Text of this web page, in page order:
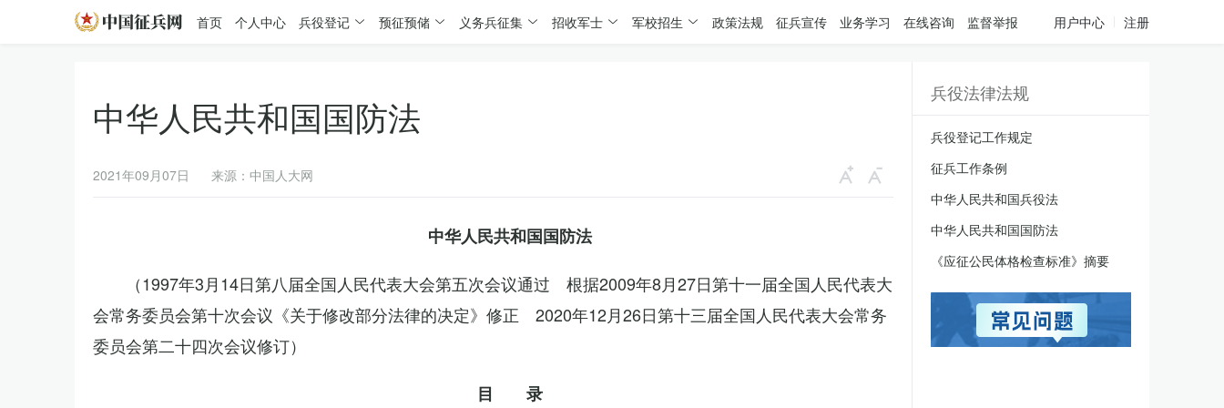
首页 个人中心 兵役登记 预征预储 义务兵征集 招收军士 军校招生 政策法规 征兵宣传 业务学习 在线咨询 监督举报 用户中心 注册
中华人民共和国国防法
2021年09月07日 来源：中国人大网
中华人民共和国国防法
（1997年3月14日第八届全国人民代表大会第五次会议通过 根据2009年8月27日第十一届全国人民代表大
会常务委员会第十次会议《关于修改部分法律的决定》修正 2020年12月26日第十三届全国人民代表大会常务
委员会第二十四次会议修订）
目 录
兵役法律法规
兵役登记工作规定
征兵工作条例
中华人民共和国兵役法
中华人民共和国国防法
《应征公民体格检查标准》摘要